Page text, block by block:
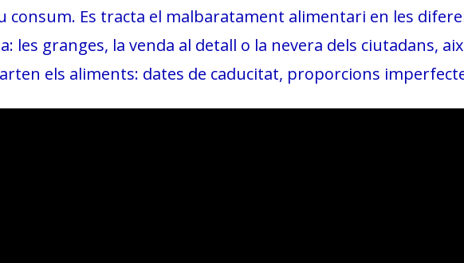
consum. Es tracta el malbaratament alimentari en les
les granges, la venda al detall o la nevera dels ciutadans,
els aliments: dates de caducitat, proporcions